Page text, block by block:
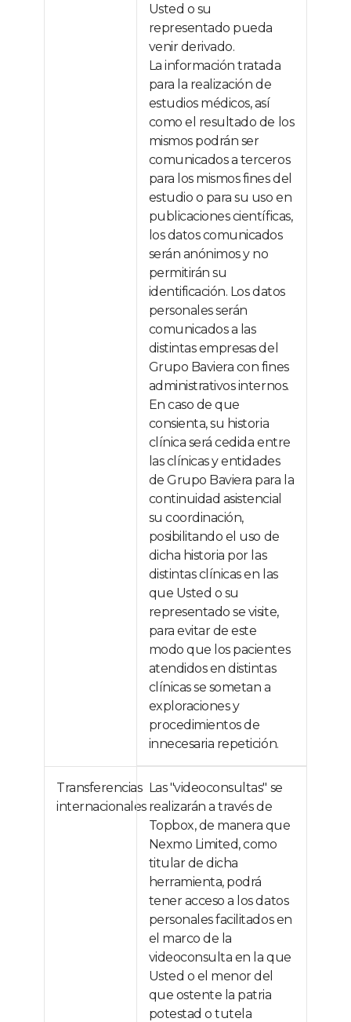
Usted o su
representado pueda
venir derivado.
La información tratada
para la realización de
estudios médicos, así
como el resultado de los
mismos podrán ser
comunicados a terceros
para los mismos fines del
estudio o para su uso en
publicaciones científicas,
los datos comunicados
serán anónimos y no
permitirán su
identificación. Los datos
personales serán
comunicados a las
distintas empresas del
Grupo Baviera con fines
administrativos internos.
En caso de que
consienta, su historia
clínica será cedida entre
las clínicas y entidades
de Grupo Baviera para la
continuidad asistencial
su coordinación,
posibilitando el uso de
dicha historia por las
distintas clínicas en las
que Usted o su
representado se visite,
para evitar de este
modo que los pacientes
atendidos en distintas
clínicas se sometan a
exploraciones y
procedimientos de
innecesaria repetición.
Transferencias
internacionales
Las "videoconsultas" se
realizarán a través de
Topbox, de manera que
Nexmo Limited, como
titular de dicha
herramienta, podrá
tener acceso a los datos
personales facilitados en
el marco de la
videoconsulta en la que
Usted o el menor del
que ostente la patria
potestad o tutela